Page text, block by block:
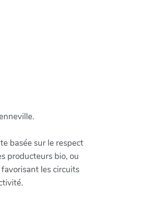
basée sur le respect
producteurs bio, ou
les circuits